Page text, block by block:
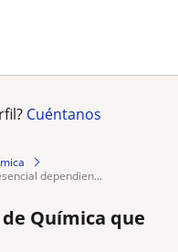
Cuéntanos
dependien...
Química que